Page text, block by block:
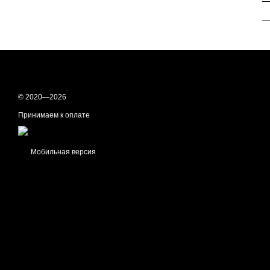
—
© 2020—2026
Принимаем к оплате
Мобильная версия